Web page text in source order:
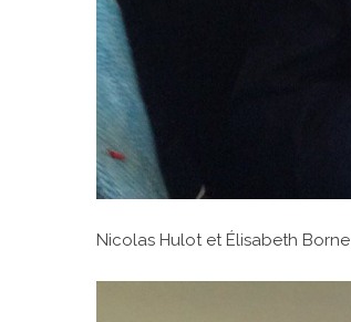
Nicolas Hulot et Élisabeth Borne